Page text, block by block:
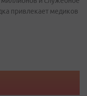
привлекает медиков